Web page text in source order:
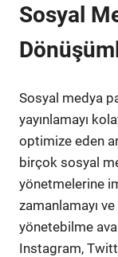
Sosyal
Sosyal medya
yayınlamayı
optimize eden
birçok sosyal
yönetmelerine
zamanlamayı
yönetebilme
Instagram,